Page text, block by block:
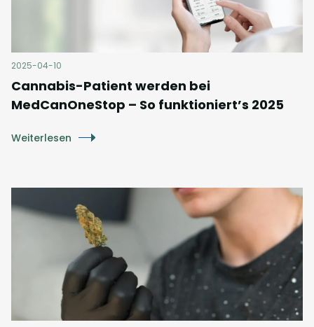
2025-04-10
Cannabis-Patient werden bei
MedCanOneStop – So funktioniert’s 2025
Weiterlesen